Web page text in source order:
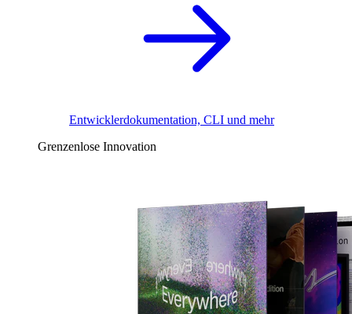
Entwicklerdokumentation, CLI und mehr
Grenzenlose Innovation